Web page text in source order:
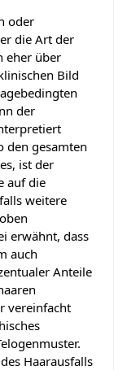
oder
die Art der
eher über
Bild
der
den gesamten
ist der
auf die
weitere
erwähnt, dass
auch
Anteile
vereinfacht
Haarausfalls